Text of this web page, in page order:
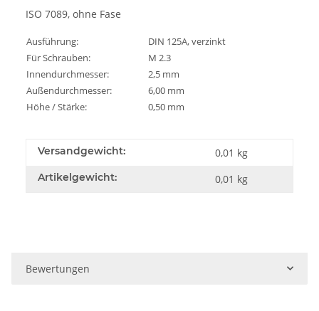
ISO 7089, ohne Fase
Ausführung:
DIN 125A, verzinkt
Für Schrauben:
M 2.3
Innendurchmesser:
2,5 mm
Außendurchmesser:
6,00 mm
Höhe / Stärke:
0,50 mm
Versandgewicht: 0,01 kg
Artikelgewicht: 0,01 kg
Bewertungen